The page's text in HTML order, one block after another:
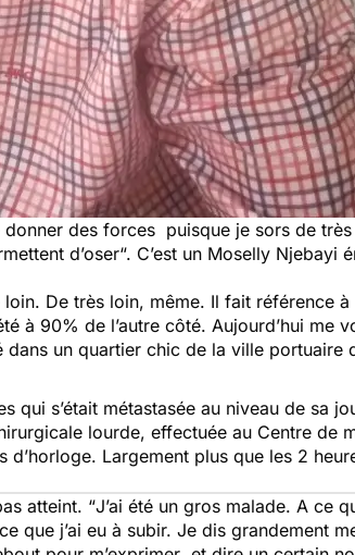
des forces puisque je sors de
d’oser“. C’est un Moselly Njebayi
De très loin, même. Il fait référence
à 90% de l’autre côté. Aujourd’hui me
un quartier chic de la ville portuaire
s’était métastasée au niveau de sa
lourde, effectuée au Centre de
Largement plus que les 2
atteint. “J’ai été un gros malade. A ce
que j’ai eu à subir. Je dis grandement